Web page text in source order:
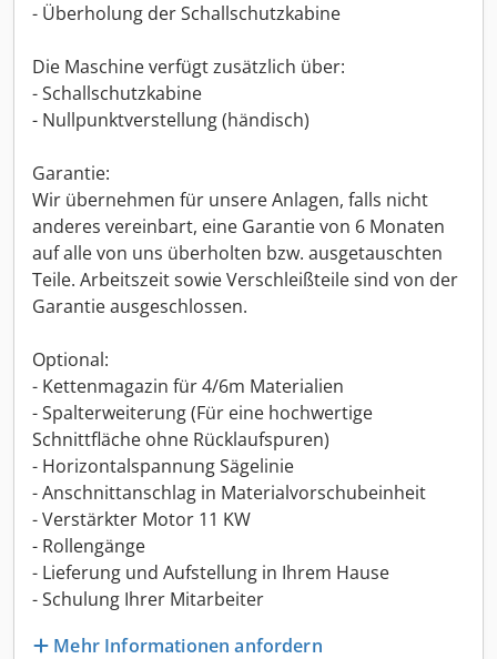
- Überholung der Schallschutzkabine
Die Maschine verfügt zusätzlich über:
- Schallschutzkabine
- Nullpunktverstellung (händisch)
Garantie:
Wir übernehmen für unsere Anlagen, falls nicht
anderes vereinbart, eine Garantie von 6 Monaten
auf alle von uns überholten bzw. ausgetauschten
Teile. Arbeitszeit sowie Verschleißteile sind von der
Garantie ausgeschlossen.
Optional:
- Kettenmagazin für 4/6m Materialien
- Spalterweiterung (Für eine hochwertige
Schnittfläche ohne Rücklaufspuren)
- Horizontalspannung Sägelinie
- Anschnittanschlag in Materialvorschubeinheit
- Verstärkter Motor 11 KW
- Rollengänge
- Lieferung und Aufstellung in Ihrem Hause
- Schulung Ihrer Mitarbeiter
Mehr Informationen anfordern